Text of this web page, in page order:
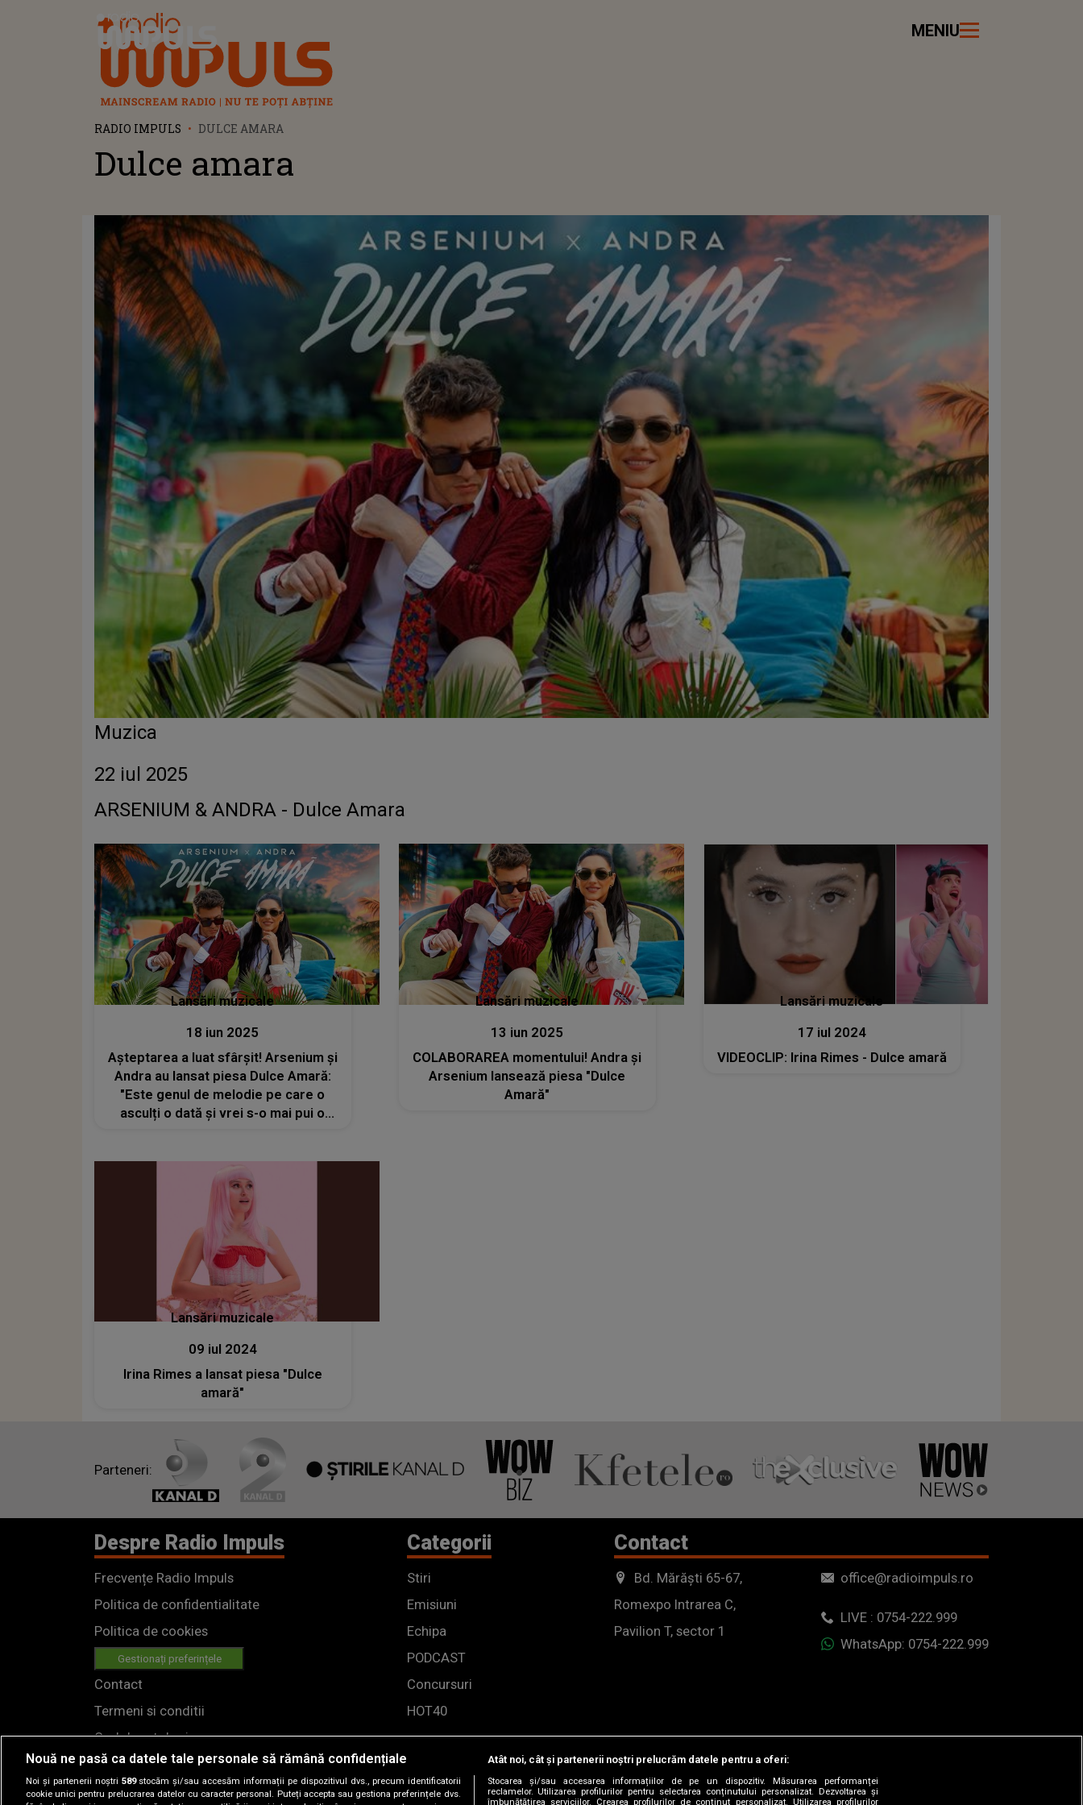
Radio Impuls MENIU
RADIO IMPULS DULCE AMARA
Dulce amara
Muzica
22 iul 2025
ARSENIUM & ANDRA - Dulce Amara
Lansări muzicale
18 iun 2025
Aşteptarea a luat sfârşit! Arsenium și
Andra au lansat piesa Dulce Amară:
"Este genul de melodie pe care o
asculți o dată și vrei s-o mai pui o
Lansări muzicale
13 iun 2025
COLABORAREA momentului! Andra și
Arsenium lansează piesa "Dulce
Amară"
Lansări muzicale
17 iul 2024
VIDEOCLIP: Irina Rimes - Dulce amară
Lansări muzicale
09 iul 2024
Irina Rimes a lansat piesa "Dulce
amară"
Parteneri:
Despre Radio Impuls
Frecvențe Radio Impuls
Politica de confidentialitate
Politica de cookies
Gestionați preferințele
Contact
Termeni si conditii
Cod deontologic
Regulamente
Categorii
Stiri
Emisiuni
Echipa
PODCAST
Concursuri
HOT40
Contact
Bd. Mărăști 65-67,
Romexpo Intrarea C,
Pavilion T, sector 1
office@radioimpuls.ro
LIVE : 0754-222.999
WhatsApp: 0754-222.999
Nouă ne pasă ca datele tale personale să rămână confidențiale
Noi și partenerii noștri 589stocăm și/sau accesăm informații pe dispozitivul dvs., precum identificatorii
cookie unici pentru prelucrarea datelor cu caracter personal. Puteți accepta sau gestiona preferințele dvs.
Atât noi, cât și partenerii noștri prelucrăm datele pentru a oferi:
Stocarea și/sau accesarea informațiilor de pe un dispozitiv. Măsurarea performanței
reclamelor. Utilizarea profilurilor pentru selectarea conținutului personalizat. Dezvoltarea și
îmbunătățirea serviciilor. Crearea profilurilor de conținut personalizat. Utilizarea profilurilor